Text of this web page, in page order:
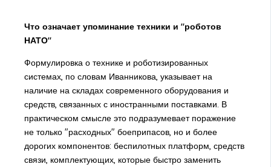
Что означает упоминание техники и "роботов
НАТО"
Формулировка о технике и роботизированных
системах, по словам Иванникова, указывает на
наличие на складах современного оборудования и
средств, связанных с иностранными поставками. В
практическом смысле это подразумевает поражение
не только "расходных" боеприпасов, но и более
дорогих компонентов: беспилотных платформ, средств
связи, комплектующих, которые быстро заменить